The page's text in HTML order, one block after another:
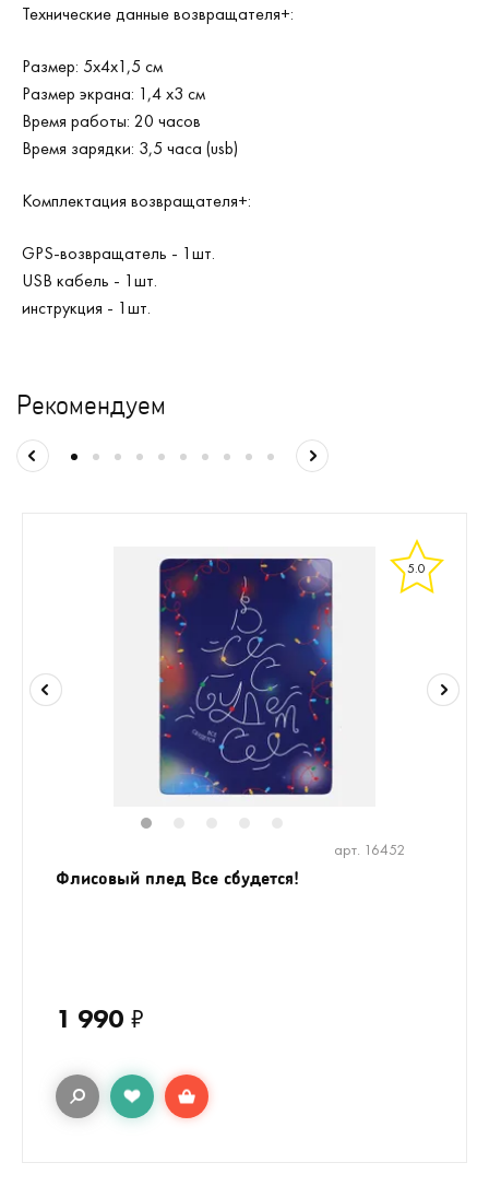
Технические данные возвращателя+:
Размер: 5х4х1,5 см
Размер экрана: 1,4 х3 см
Время работы: 20 часов
Время зарядки: 3,5 часа (usb)
Комплектация возвращателя+:
GPS-возвращатель - 1шт.
USB кабель - 1шт.
инструкция - 1шт.
Рекомендуем
5.0
арт. 16452
Флисовый плед Все сбудется!
1 990 ₽